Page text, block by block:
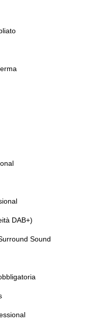
posteriori
e accessibile via control
DAB+)
Sound